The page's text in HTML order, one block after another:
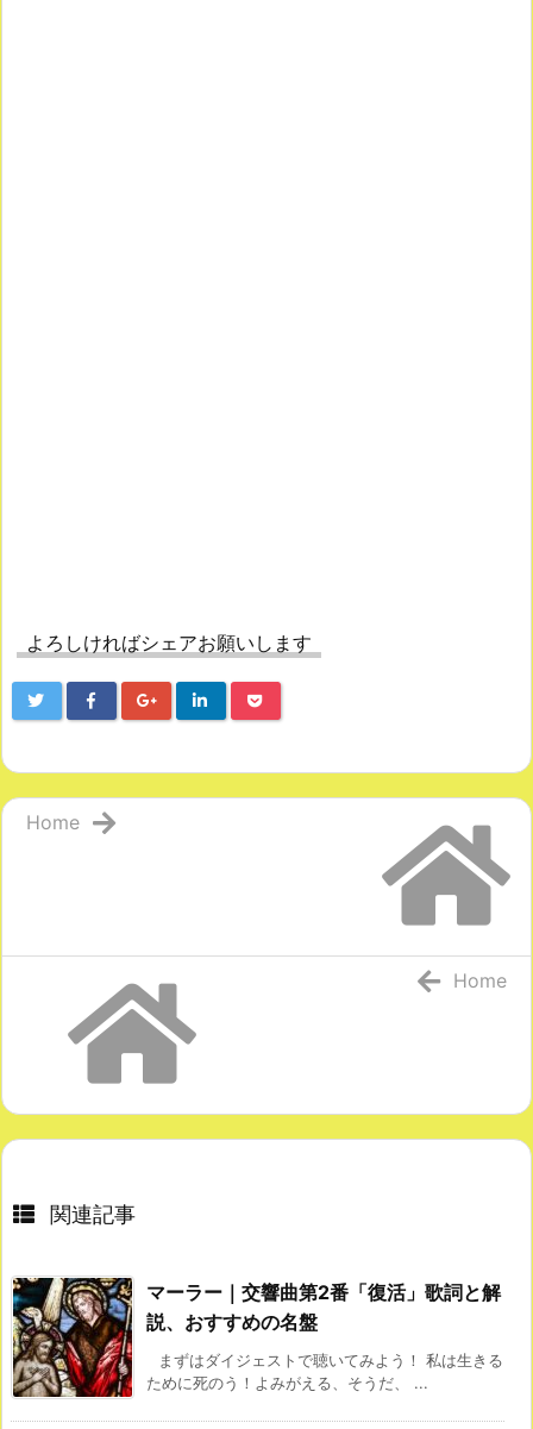
よろしければシェアお願いします
Home
Home
関連記事
マーラー｜交響曲第2番「復活」歌詞と解
説、おすすめの名盤
まずはダイジェストで聴いてみよう！ 私は生きる
ために死のう！よみがえる、そうだ、 ...